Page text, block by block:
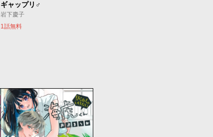
ギャップリ♂
岩下慶子
1話無料